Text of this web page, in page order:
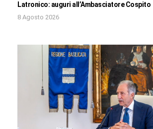
Latronico: auguri all’Ambasciatore Cospito
8 Agosto 2026